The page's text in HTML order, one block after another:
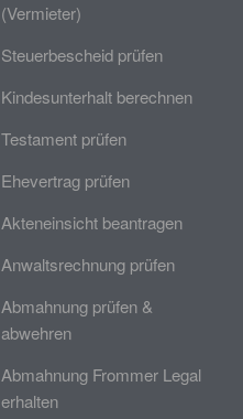
(Vermieter)
Steuerbescheid prüfen
Kindesunterhalt berechnen
Testament prüfen
Ehevertrag prüfen
Akteneinsicht beantragen
Anwaltsrechnung prüfen
Abmahnung prüfen &
abwehren
Abmahnung Frommer Legal
erhalten